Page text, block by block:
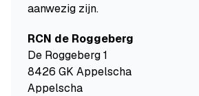
aanwezig zijn.
RCN de Roggeberg
De Roggeberg 1
8426 GK Appelscha
Appelscha